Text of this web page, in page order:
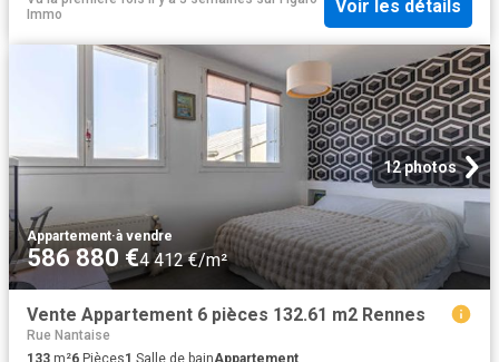
Immo
Voir les détails
12 photos
Appartement·à vendre
586 880 €4 412 €/m²
Vente Appartement 6 pièces 132.61 m2 Rennes
Rue Nantaise